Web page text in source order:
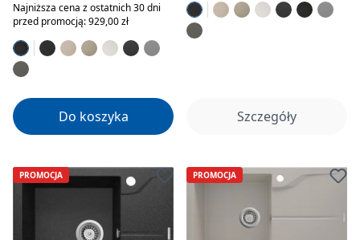
Najniższa cena z ostatnich 30 dni
przed promocją: 929,00 zł
Do koszyka Szczegóły
PROMOCJA PROMOCJA